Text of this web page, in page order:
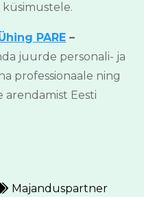
PARE –
juurde personali- ja
professionaale ning
arendamist Eesti
Majanduspartner